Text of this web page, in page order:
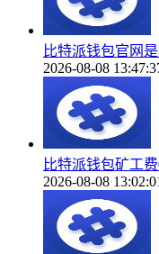
比特派钱包官网
2026-08-08
比特派钱包矿工
2026-08-08